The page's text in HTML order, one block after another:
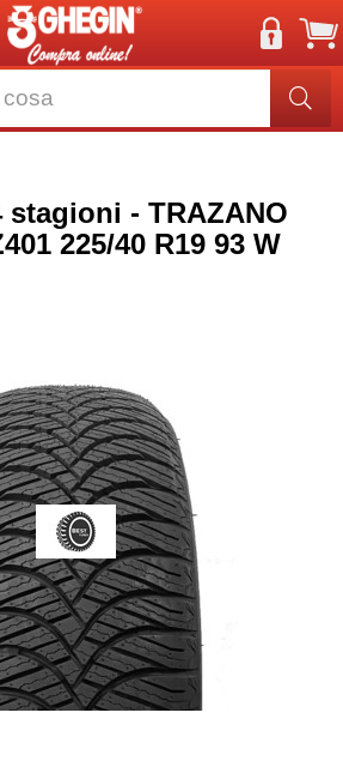
stagioni - TRAZANO
225/40 R19 93 W